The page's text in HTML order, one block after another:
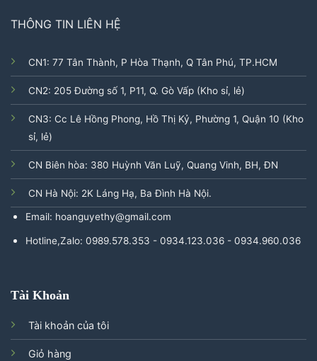
THÔNG TIN LIÊN HỆ
CN1: 77 Tân Thành, P Hòa Thạnh, Q Tân Phú, TP.HCM
CN2: 205 Đường số 1, P11, Q. Gò Vấp (Kho sỉ, lẻ)
CN3: Cc Lê Hồng Phong, Hồ Thị Kỷ, Phường 1, Quận 10 (Kho
sỉ, lẻ)
CN Biên hòa: 380 Huỳnh Văn Luỹ, Quang Vinh, BH, ĐN
CN Hà Nội: 2K Láng Hạ, Ba Đình Hà Nội.
Email: hoanguyethy@gmail.com
Hotline,Zalo: 0989.578.353 - 0934.123.036 - 0934.960.036
Tài Khoản
Tài khoản của tôi
Giỏ hàng